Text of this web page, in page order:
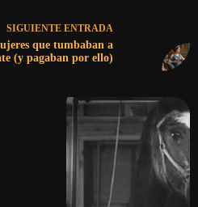
SIGUIENTE ENTRADA
que tumbaban a
(y pagaban por ello)